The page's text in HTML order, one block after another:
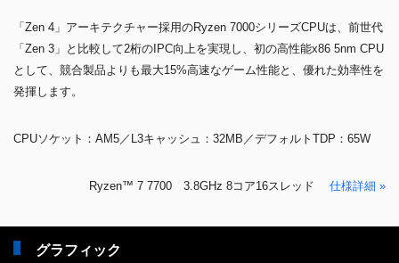
「Zen 4」アーキテクチャー採用のRyzen 7000シリーズCPUは、前世代
「Zen 3」と比較して2桁のIPC向上を実現し、初の高性能x86 5nm CPU
として、競合製品よりも最大15%高速なゲーム性能と、優れた効率性を
発揮します。
CPUソケット：AM5／L3キャッシュ：32MB／デフォルトTDP：65W
Ryzen™ 7 7700 3.8GHz 8コア16スレッド 仕様詳細 »
グラフィック